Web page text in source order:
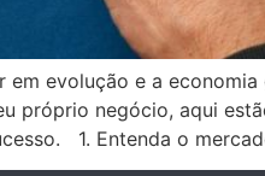
evolução e a
próprio negócio, aqui
1. Entenda o